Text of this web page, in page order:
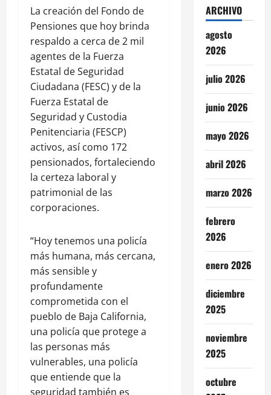
La creación del Fondo de
Pensiones que hoy brinda
respaldo a cerca de 2 mil
agentes de la Fuerza
Estatal de Seguridad
Ciudadana (FESC) y de la
Fuerza Estatal de
Seguridad y Custodia
Penitenciaria (FESCP)
activos, así como 172
pensionados, fortaleciendo
la certeza laboral y
patrimonial de las
corporaciones.
“Hoy tenemos una policía
más humana, más cercana,
más sensible y
profundamente
comprometida con el
pueblo de Baja California,
una policía que protege a
las personas más
vulnerables, una policía
que entiende que la
seguridad también es
ARCHIVO
agosto
2026
julio 2026
junio 2026
mayo 2026
abril 2026
marzo 2026
febrero
2026
enero 2026
diciembre
2025
noviembre
2025
octubre